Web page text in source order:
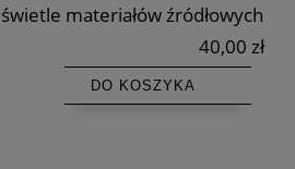
materiałów źródłowych
40,00 zł
DO KOSZYKA